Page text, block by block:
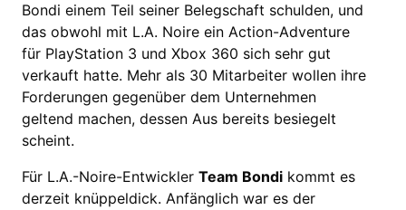
Bondi einem Teil seiner Belegschaft schulden, und
das obwohl mit L.A. Noire ein Action-Adventure
für PlayStation 3 und Xbox 360 sich sehr gut
verkauft hatte. Mehr als 30 Mitarbeiter wollen ihre
Forderungen gegenüber dem Unternehmen
geltend machen, dessen Aus bereits besiegelt
scheint.
Für L.A.-Noire-Entwickler Team Bondi kommt es
derzeit knüppeldick. Anfänglich war es der